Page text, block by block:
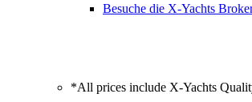
Besuche die X-Yachts
*All prices include X-Yachts